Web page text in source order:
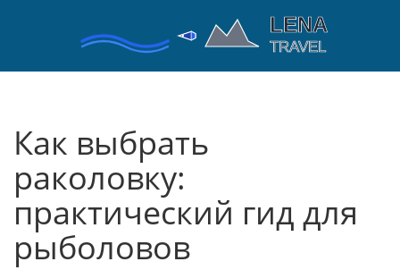
Как выбрать
раколовку:
практический гид для
рыболовов